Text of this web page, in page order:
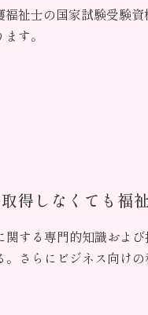
祉士の国家試験受験
す。
得しなくても福
関する専門的知識およ
。さらにビジネス向け